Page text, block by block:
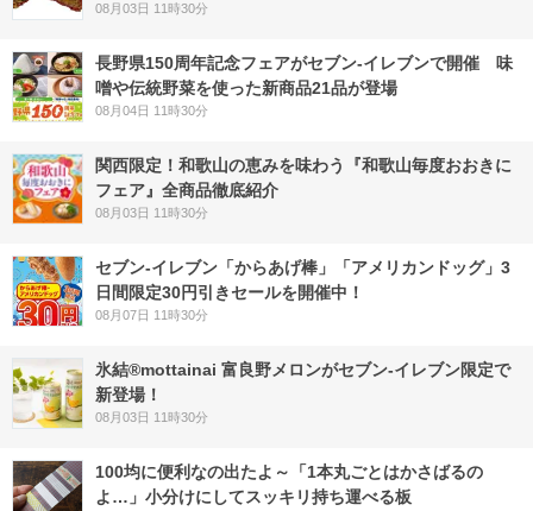
08月03日 11時30分
長野県150周年記念フェアがセブン-イレブンで開催 味
噌や伝統野菜を使った新商品21品が登場
08月04日 11時30分
関西限定！和歌山の恵みを味わう『和歌山毎度おおきに
フェア』全商品徹底紹介
08月03日 11時30分
セブン‐イレブン「からあげ棒」「アメリカンドッグ」3
日間限定30円引きセールを開催中！
08月07日 11時30分
氷結®mottainai 富良野メロンがセブン‐イレブン限定で
新登場！
08月03日 11時30分
100均に便利なの出たよ～「1本丸ごとはかさばるの
よ…」小分けにしてスッキリ持ち運べる板